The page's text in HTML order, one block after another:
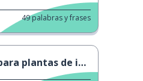
49palabras y frases
plantas de interior